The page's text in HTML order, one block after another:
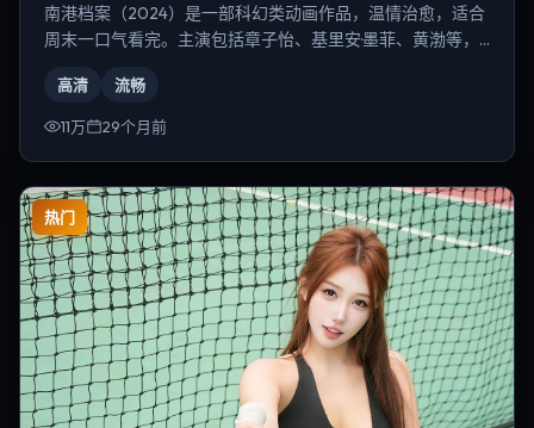
南港档案（2024）是一部科幻类动画作品，温情治愈，适合
周末一口气看完。主演包括章子怡、基里安·墨菲、黄渤等，
高清 流畅
11万 29个月前
热门